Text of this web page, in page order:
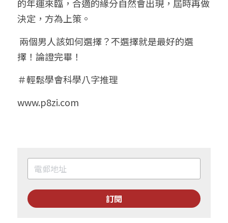
的年運來臨，合適的緣分自然會出現，屆時再做
決定，方為上策。
擇！論證完畢！
＃輕鬆學會科學八字推理
www.p8zi.com
訂閱